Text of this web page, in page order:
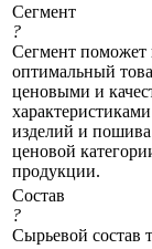
Сегмент
?
Сегмент поможет
оптимальный
ценовыми и
изделий и
ценовой
продукции.
Состав
?
Сырьевой состав